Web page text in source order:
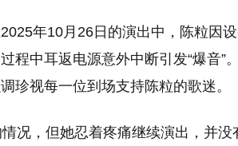
年10月26日的演出中，陈粒因
程中耳返电源意外中断引发“爆音”
珍视每一位到场支持陈粒的歌迷。
况，但她忍着疼痛继续演出，并没